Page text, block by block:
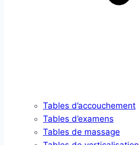
Tables d’accouchement
Tables d’examens
Tables de massage